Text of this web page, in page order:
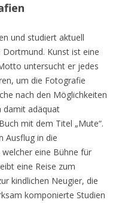
und studiert aktuell
Kunst ist eine
untersucht er jedes
um die Fotografie
nach den Möglichkeiten
damit adäquat
mit dem Titel „Mute“.
Ausflug in die
eine Bühne für
eine Reise zum
kindlichen Neugier, die
komponierte Studien